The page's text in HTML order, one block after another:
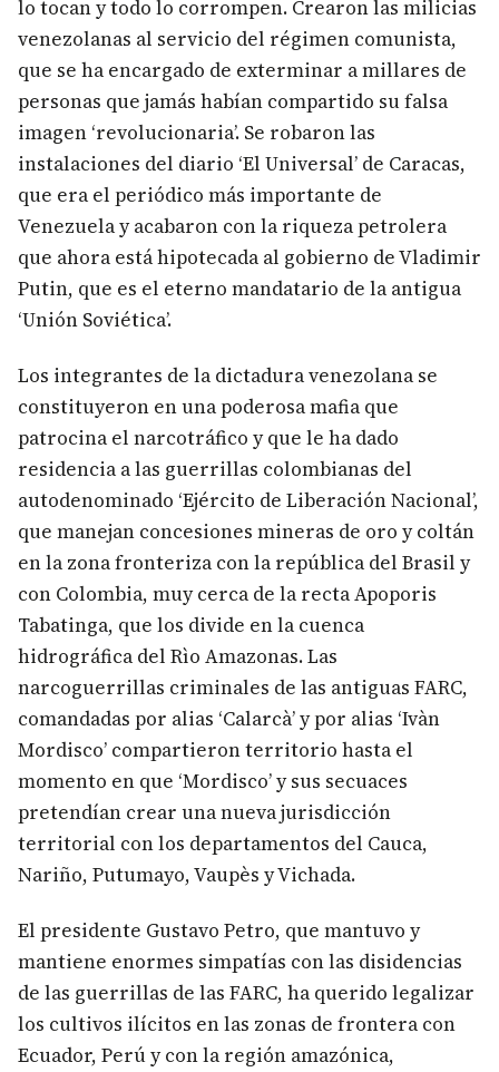
lo tocan y todo lo corrompen. Crearon las milicias
venezolanas al servicio del régimen comunista,
que se ha encargado de exterminar a millares de
personas que jamás habían compartido su falsa
imagen ‘revolucionaria’. Se robaron las
instalaciones del diario ‘El Universal’ de Caracas,
que era el periódico más importante de
Venezuela y acabaron con la riqueza petrolera
que ahora está hipotecada al gobierno de Vladimir
Putin, que es el eterno mandatario de la antigua
‘Unión Soviética’.
Los integrantes de la dictadura venezolana se
constituyeron en una poderosa mafia que
patrocina el narcotráfico y que le ha dado
residencia a las guerrillas colombianas del
autodenominado ‘Ejército de Liberación Nacional’,
que manejan concesiones mineras de oro y coltán
en la zona fronteriza con la república del Brasil y
con Colombia, muy cerca de la recta Apoporis
Tabatinga, que los divide en la cuenca
hidrográfica del Rìo Amazonas. Las
narcoguerrillas criminales de las antiguas FARC,
comandadas por alias ‘Calarcà’ y por alias ‘Ivàn
Mordisco’ compartieron territorio hasta el
momento en que ‘Mordisco’ y sus secuaces
pretendían crear una nueva jurisdicción
territorial con los departamentos del Cauca,
Nariño, Putumayo, Vaupès y Vichada.
El presidente Gustavo Petro, que mantuvo y
mantiene enormes simpatías con las disidencias
de las guerrillas de las FARC, ha querido legalizar
los cultivos ilícitos en las zonas de frontera con
Ecuador, Perú y con la región amazónica,